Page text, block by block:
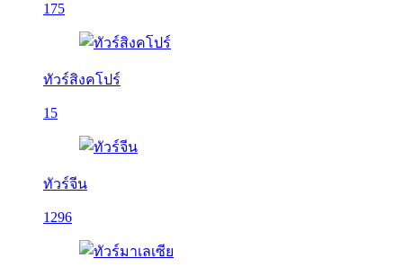
175
ทัวร์สิงคโปร์
15
ทัวร์จีน
1296